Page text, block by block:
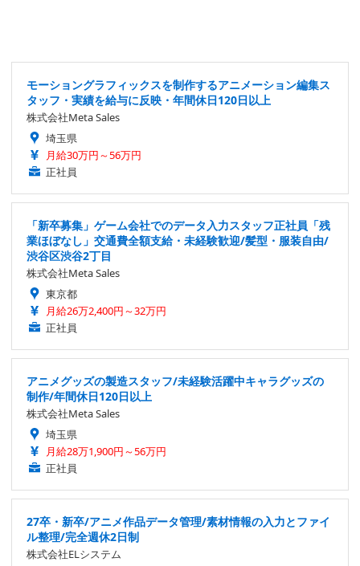
モーショングラフィックスを制作するアニメーション編集ス
タッフ・実績を給与に反映・年間休日120日以上
株式会社Meta Sales
埼玉県
月給30万円～56万円
正社員
「新卒募集」ゲーム会社でのデータ入力スタッフ正社員「残
業ほぼなし」交通費全額支給・未経験歓迎/髪型・服装自由/
渋谷区渋谷2丁目
株式会社Meta Sales
東京都
月給26万2,400円～32万円
正社員
アニメグッズの製造スタッフ/未経験活躍中キャラグッズの
制作/年間休日120日以上
株式会社Meta Sales
埼玉県
月給28万1,900円～56万円
正社員
27卒・新卒/アニメ作品データ管理/素材情報の入力とファイ
ル整理/完全週休2日制
株式会社ELシステム